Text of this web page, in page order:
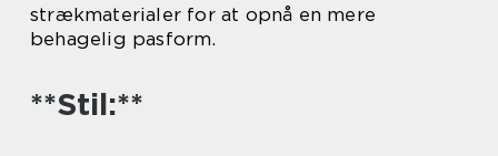
strækmaterialer for at opnå en mere
behagelig pasform.
**Stil:**